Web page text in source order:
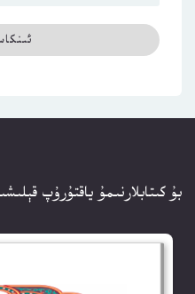
بۇ كىتابلارنىمۇ ياقتۇرۇپ